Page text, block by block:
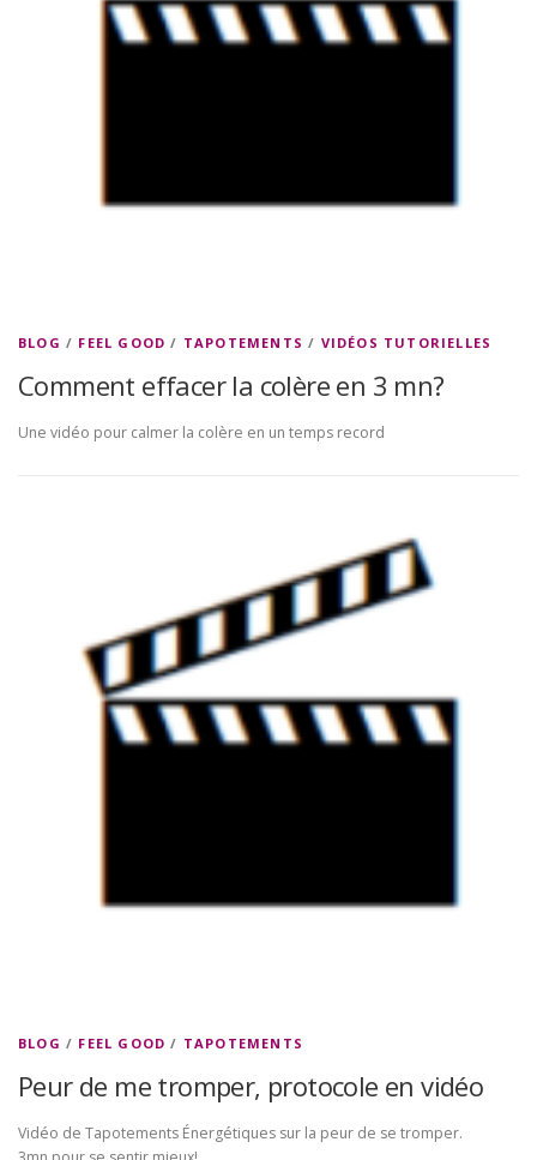
BLOG / FEEL GOOD / TAPOTEMENTS / VIDÉOS TUTORIELLES
Comment effacer la colère en 3 mn?
Une vidéo pour calmer la colère en un temps record
BLOG / FEEL GOOD / TAPOTEMENTS
Peur de me tromper, protocole en vidéo
Vidéo de Tapotements Énergétiques sur la peur de se tromper.